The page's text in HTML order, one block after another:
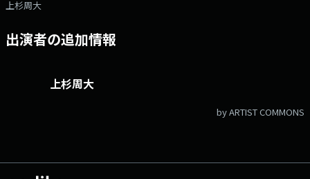
上杉周大
出演者の追加情報
上杉周大
by ARTIST COMMONS